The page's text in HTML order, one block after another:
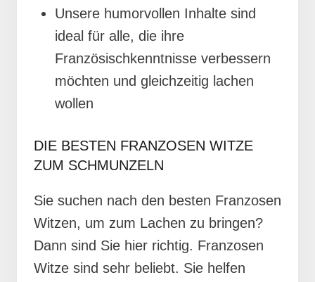
Unsere humorvollen Inhalte sind
ideal für alle, die ihre
Französischkenntnisse verbessern
möchten und gleichzeitig lachen
wollen
DIE BESTEN FRANZOSEN WITZE
ZUM SCHMUNZELN
Sie suchen nach den besten Franzosen
Witzen, um zum Lachen zu bringen?
Dann sind Sie hier richtig. Franzosen
Witze sind sehr beliebt. Sie helfen